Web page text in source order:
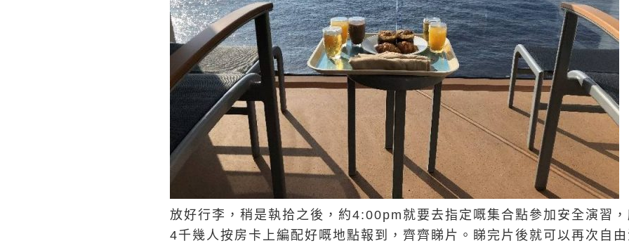
放好行李，稍是執拾之後，約4:00pm就要去指定嘅集合點參加安全演習
4千幾人按房卡上編配好嘅地點報到，齊齊睇片。睇完片後就可以再次自